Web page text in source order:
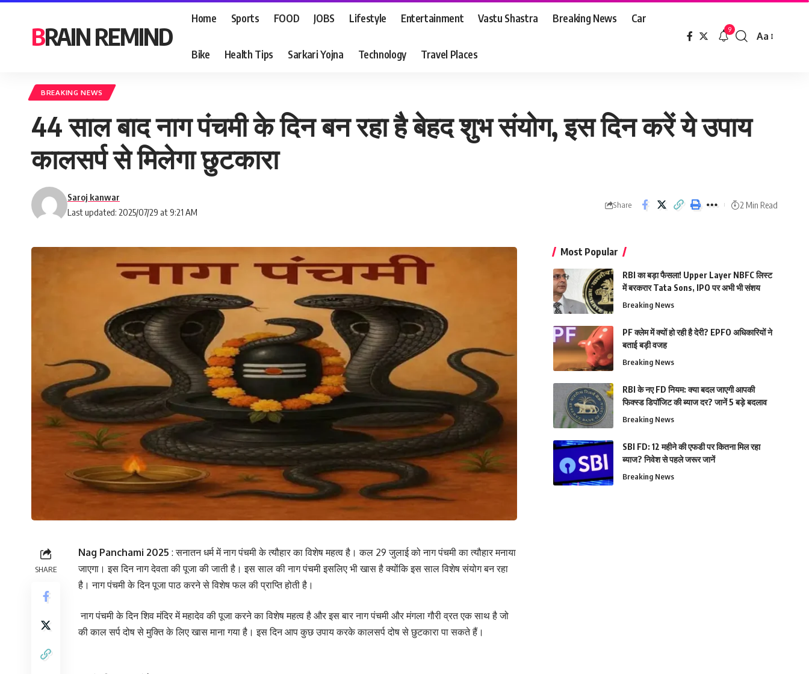
BRAIN REMIND
Home Sports FOOD JOBS Lifestyle Entertainment Vastu Shastra Breaking News Car
Bike Health Tips Sarkari Yojna Technology Travel Places
9
Font
Aa
BREAKING NEWS
44 साल बाद नाग पंचमी के दिन बन रहा है बेहद शुभ संयोग, इस दिन करें ये उपाय
कालसर्प से मिलेगा छुटकारा
Last updated: 2025/07/29 at 9:21 AM
Saroj kanwar
Share 2 Min Read
SHARE
Nag Panchami 2025 : सनातन धर्म में नाग पंचमी के त्यौहार का विशेष महत्व है। कल 29 जुलाई को नाग पंचमी का त्यौहार मनाया
जाएगा। इस दिन नाग देवता की पूजा की जाती है। इस साल की नाग पंचमी इसलिए भी खास है क्योंकि इस साल विशेष संयोग बन रहा
है। नाग पंचमी के दिन पूजा पाठ करने से विशेष फल की प्राप्ति होती है।
नाग पंचमी के दिन शिव मंदिर में महादेव की पूजा करने का विशेष महत्व है और इस बार नाग पंचमी और मंगला गौरी व्रत एक साथ है जो
की काल सर्प दोष से मुक्ति के लिए खास माना गया है। इस दिन आप कुछ उपाय करके कालसर्प दोष से छुटकारा पा सकते हैं।
Most Popular
RBI का बड़ा फैसला! Upper Layer NBFC लिस्ट
में बरकरार Tata Sons, IPO पर अभी भी संशय
Breaking News
PF क्लेम में क्यों हो रही है देरी? EPFO अधिकारियों ने
बताई बड़ी वजह
Breaking News
RBI के नए FD नियम: क्या बदल जाएगी आपकी
फिक्स्ड डिपॉजिट की ब्याज दर? जानें 5 बड़े बदलाव
Breaking News
SBI FD: 12 महीने की एफडी पर कितना मिल रहा
ब्याज? निवेश से पहले जरूर जानें
Breaking News